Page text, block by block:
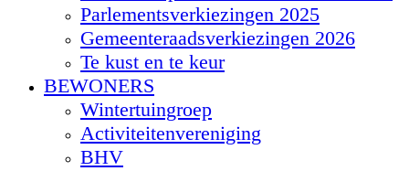
Parlementsverkiezingen 2025
Gemeenteraadsverkiezingen 2026
Te kust en te keur
BEWONERS
Wintertuingroep
Activiteitenvereniging
BHV